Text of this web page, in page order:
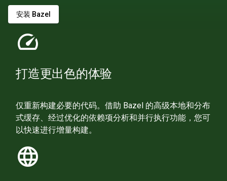
安装 Bazel
speed
打造更出色的体验
仅重新构建必要的代码。借助 Bazel 的高级本地和分布
式缓存、经过优化的依赖项分析和并行执行功能，您可
以快速进行增量构建。
language